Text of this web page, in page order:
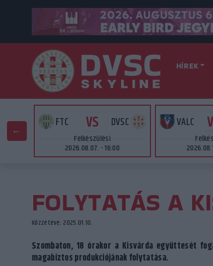
HÍREK
FTC VS DVSC
Felkészülési
2026.08.07. - 16:00
VALC
FOLYTATÁS A
Közzétéve: 2025.01.10.
Szombaton, 18 órakor a Kisvárda együttesét
magabiztos produkciójának folytatása.